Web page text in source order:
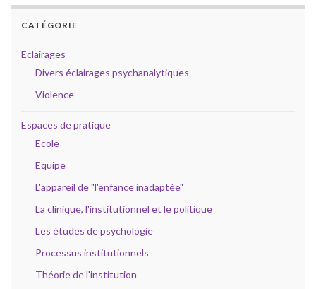
CATÉGORIE
Eclairages
Divers éclairages psychanalytiques
Violence
Espaces de pratique
Ecole
Equipe
L'appareil de "l'enfance inadaptée"
La clinique, l'institutionnel et le politique
Les études de psychologie
Processus institutionnels
Théorie de l'institution